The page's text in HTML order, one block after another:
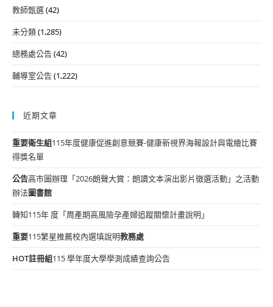
教師甄選(42)
未分類(1,285)
總務處公告(42)
輔導室公告(1,222)
近期文章
重要衛生組115年度健康促進創意競賽-健康新視界海報設計與電繪比賽
得獎名單
公告高市圖辦理「2026朗聲大賞：朗讀文本演出影片徵選活動」之活動
辦法圖書館
轉知115年 度「周產期高風險孕產婦追蹤關懷計畫說明」
重要115繁星推薦校內選填說明教務處
HOT註冊組115 學年度大學學測成績查詢公告